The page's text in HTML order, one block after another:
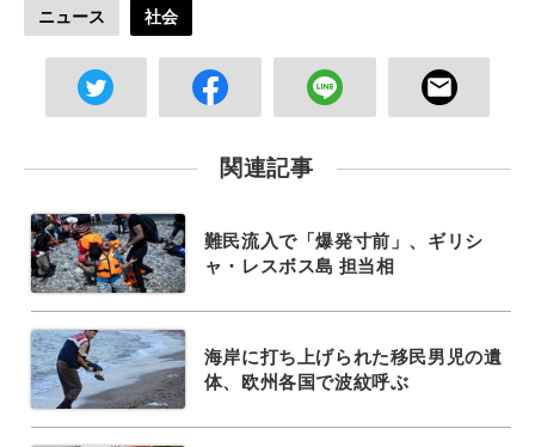
ニュース 社会
関連記事
難民流入で「爆発寸前」、ギリシ
ャ・レスボス島 担当相
海岸に打ち上げられた移民男児の遺
体、欧州各国で波紋呼ぶ